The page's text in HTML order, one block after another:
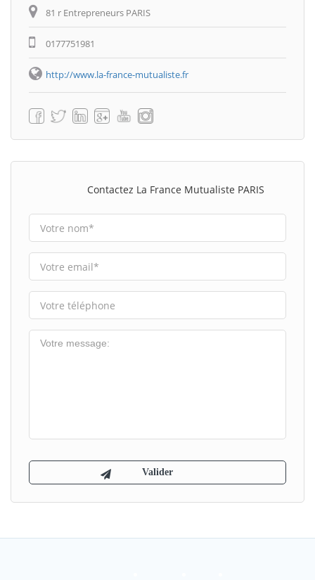
81 r Entrepreneurs PARIS
0177751981
http://www.la-france-mutualiste.fr
Contactez La France Mutualiste PARIS